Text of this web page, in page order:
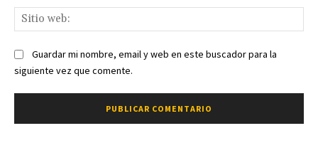
Guardar mi nombre, email y web en este buscador para la
siguiente vez que comente.